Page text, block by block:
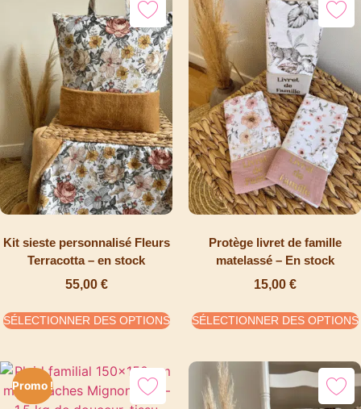
Kit sieste personnalisé Fleurs
Terracotta – en stock
55,00 €
SÉLECTIONNER DES OPTIONS
Protège livret de famille
matelassé – En stock
15,00 €
SÉLECTIONNER DES OPTIONS
Promo !